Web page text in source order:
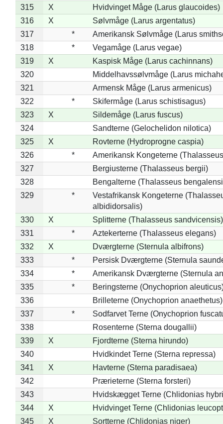
315
X
Hvidvinget Måge (Larus glaucoides)
316
X
Sølvmåge (Larus argentatus)
317
*
Amerikansk Sølvmåge (Larus
318
*
Vegamåge (Larus vegae)
319
X
Kaspisk Måge (Larus cachinnans)
320
Middelhavssølvmåge (Larus
321
Armensk Måge (Larus armenicus)
322
*
Skifermåge (Larus schistisagus)
323
X
Sildemåge (Larus fuscus)
324
Sandterne (Gelochelidon nilotica)
325
X
Rovterne (Hydroprogne caspia)
326
*
Amerikansk Kongeterne
327
Bergiusterne (Thalasseus bergii)
328
Bengalterne (Thalasseus
329
*
Vestafrikansk Kongeterne
albididorsalis)
330
X
Splitterne (Thalasseus sandvicensis)
331
*
Aztekerterne (Thalasseus elegans)
332
X
Dværgterne (Sternula albifrons)
333
*
Persisk Dværgterne (Sternula
334
*
Amerikansk Dværgterne (Sternula
335
*
Beringsterne (Onychoprion
336
Brilleterne (Onychoprion anaethetus)
337
*
Sodfarvet Terne (Onychoprion
338
Rosenterne (Sterna dougallii)
339
X
Fjordterne (Sterna hirundo)
340
Hvidkindet Terne (Sterna repressa)
341
X
Havterne (Sterna paradisaea)
342
Prærieterne (Sterna forsteri)
343
Hvidskægget Terne (Chlidonias
344
X
Hvidvinget Terne (Chlidonias
345
X
Sortterne (Chlidonias niger)